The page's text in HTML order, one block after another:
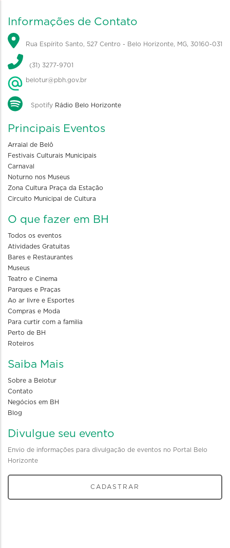
Informações de Contato
Rua Espírito Santo, 527 Centro - Belo Horizonte, MG, 30160-031
(31) 3277-9701
belotur@pbh.gov.br
Spotify Rádio Belo Horizonte
Principais Eventos
Arraial de Belô
Festivais Culturais Municipais
Carnaval
Noturno nos Museus
Zona Cultura Praça da Estação
Circuito Municipal de Cultura
O que fazer em BH
Todos os eventos
Atividades Gratuitas
Bares e Restaurantes
Museus
Teatro e Cinema
Parques e Praças
Ao ar livre e Esportes
Compras e Moda
Para curtir com a familia
Perto de BH
Roteiros
Saiba Mais
Sobre a Belotur
Contato
Negócios em BH
Blog
Divulgue seu evento
Envio de informações para divulgação de eventos no Portal Belo
Horizonte
CADASTRAR